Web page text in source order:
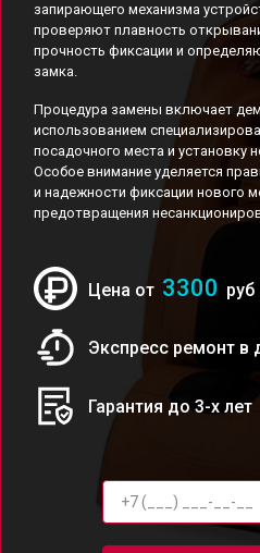
запирающего механизма
проверяют плавность
прочность фиксации и
замка.
Процедура замены включает
использованием
посадочного места и установку
Особое внимание уделяется
и надежности фиксации нового
предотвращения
Цена от 3300 руб
Экспресс ремонт в
Гарантия до 3-х лет